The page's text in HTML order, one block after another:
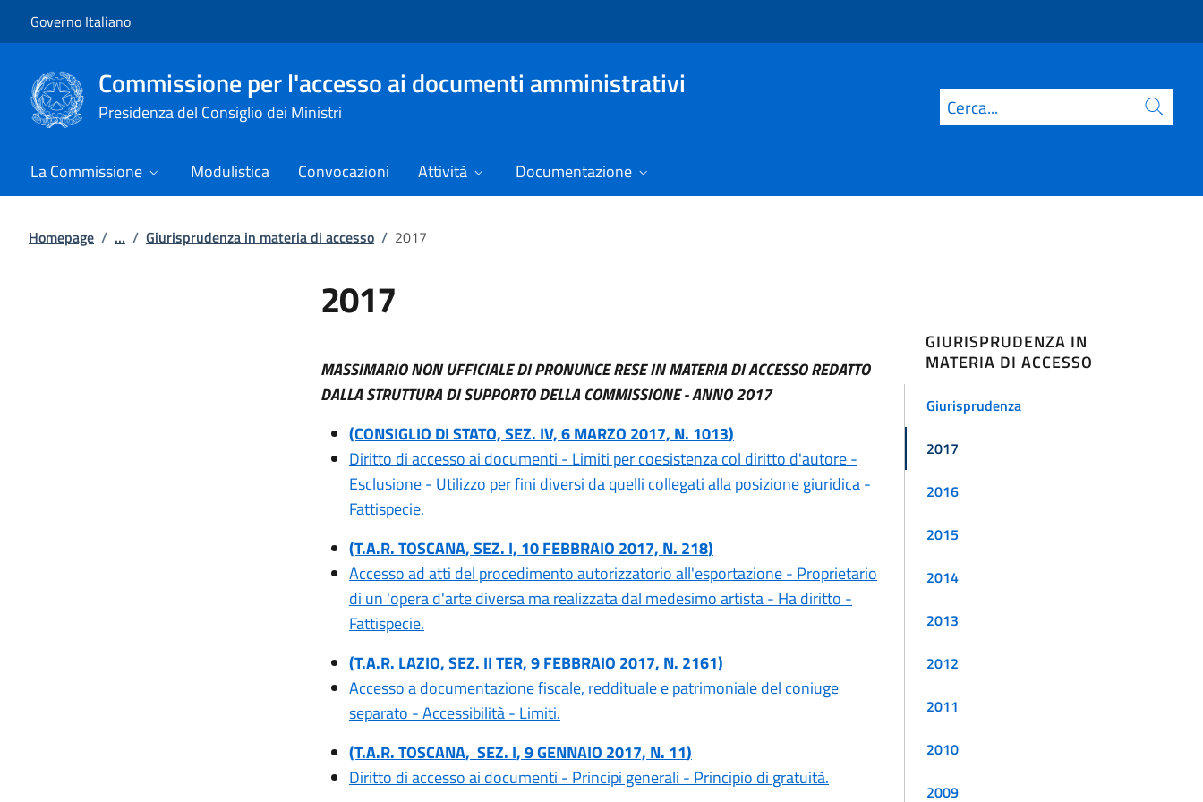
Governo Italiano
Commissione per l'accesso ai documenti amministrativi
Presidenza del Consiglio dei Ministri Cerca
La Commissione Modulistica Convocazioni Attività Documentazione
Homepage / ... / Giurisprudenza in materia di accesso / 2017
2017
MASSIMARIO NON UFFICIALE DI PRONUNCE RESE IN MATERIA DI ACCESSO REDATTO
DALLA STRUTTURA DI SUPPORTO DELLA COMMISSIONE - ANNO 2017
(CONSIGLIO DI STATO, SEZ. IV, 6 MARZO 2017, N. 1013)
Diritto di accesso ai documenti - Limiti per coesistenza col diritto d'autore -
Esclusione - Utilizzo per fini diversi da quelli collegati alla posizione giuridica -
Fattispecie.
(T.A.R. TOSCANA, SEZ. I, 10 FEBBRAIO 2017, N. 218)
Accesso ad atti del procedimento autorizzatorio all'esportazione - Proprietario
di un 'opera d'arte diversa ma realizzata dal medesimo artista - Ha diritto -
Fattispecie.
(T.A.R. LAZIO, SEZ. II TER, 9 FEBBRAIO 2017, N. 2161)
Accesso a documentazione fiscale, reddituale e patrimoniale del coniuge
separato - Accessibilità - Limiti.
(T.A.R. TOSCANA, SEZ. I, 9 GENNAIO 2017, N. 11)
Diritto di accesso ai documenti - Principi generali - Principio di gratuità.
GIURISPRUDENZA IN
MATERIA DI ACCESSO
Giurisprudenza
2017
2016
2015
2014
2013
2012
2011
2010
2009